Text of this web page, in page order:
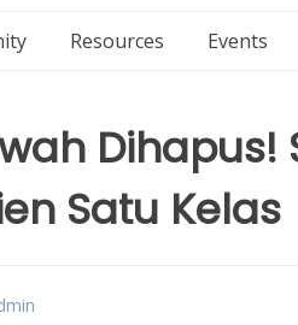
Resources Events
Dihapus!
Satu Kelas